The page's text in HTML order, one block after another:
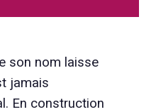
son nom laisse
jamais
En construction